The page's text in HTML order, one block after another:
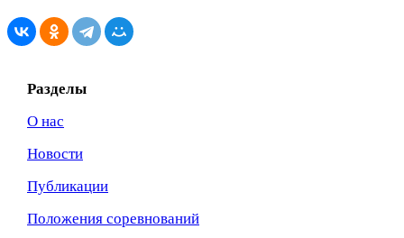
Разделы
О нас
Новости
Публикации
Положения соревнований